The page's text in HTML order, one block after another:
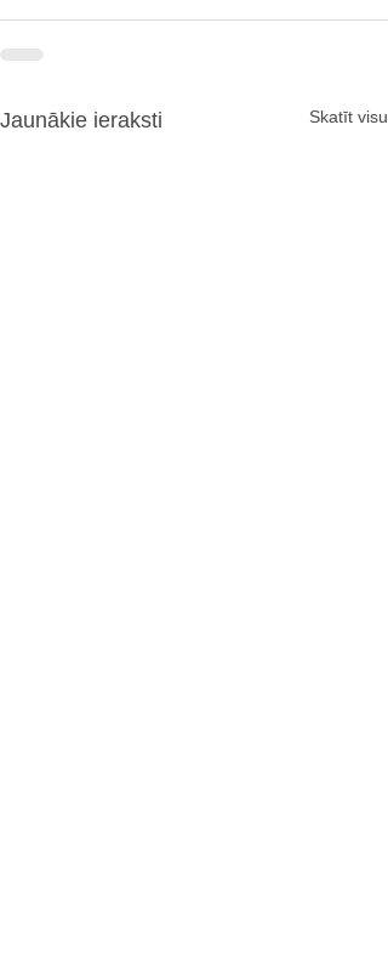
Jaunākie ieraksti Skatīt visu